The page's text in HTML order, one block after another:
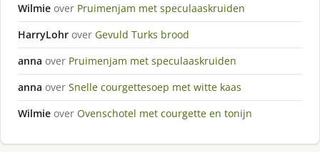
Wilmie over Pruimenjam met speculaaskruiden
HarryLohr over Gevuld Turks brood
anna over Pruimenjam met speculaaskruiden
anna over Snelle courgettesoep met witte kaas
Wilmie over Ovenschotel met courgette en tonijn